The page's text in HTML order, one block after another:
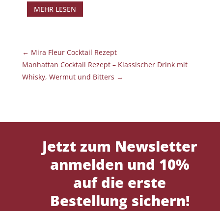
MEHR LESEN
← Mira Fleur Cocktail Rezept
Manhattan Cocktail Rezept – Klassischer Drink mit
Whisky, Wermut und Bitters →
Jetzt zum Newsletter
anmelden und 10%
auf die erste
Bestellung sichern!